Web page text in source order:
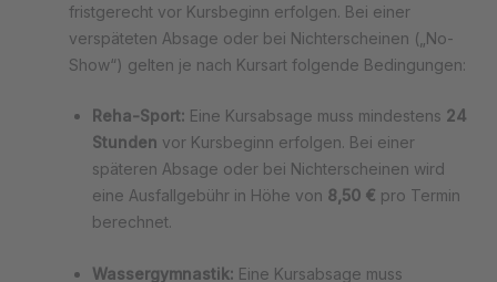
fristgerecht vor Kursbeginn erfolgen. Bei einer
verspäteten Absage oder bei Nichterscheinen („No-
Show“) gelten je nach Kursart folgende Bedingungen:
Reha-Sport: Eine Kursabsage muss mindestens 24
Stunden vor Kursbeginn erfolgen. Bei einer
späteren Absage oder bei Nichterscheinen wird
eine Ausfallgebühr in Höhe von 8,50 € pro Termin
berechnet.
Wassergymnastik: Eine Kursabsage muss